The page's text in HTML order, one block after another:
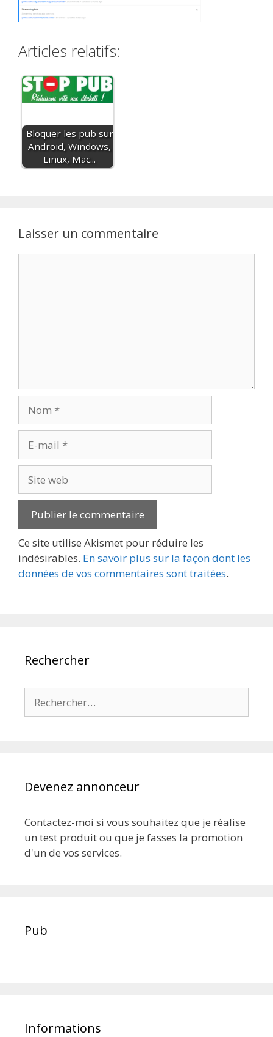
Articles relatifs:
Bloquer les pub sur
Android, Windows,
Linux, Mac...
Laisser un commentaire
mail
web
Ce site utilise Akismet pour réduire les
indésirables. En savoir plus sur la façon dont les
données de vos commentaires sont traitées.
Rechercher
Devenez annonceur
Contactez-moi si vous souhaitez que je réalise
un test produit ou que je fasses la promotion
d'un de vos services.
Pub
Informations